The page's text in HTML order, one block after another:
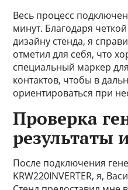
Весь процесс
минут. Благодаря
дизайну стенда, я
отметил для себя, что
специальный маркер
контактов, чтобы в
ориентироваться при
Проверка
результаты
После подключения
KRW220INVERTER, я,